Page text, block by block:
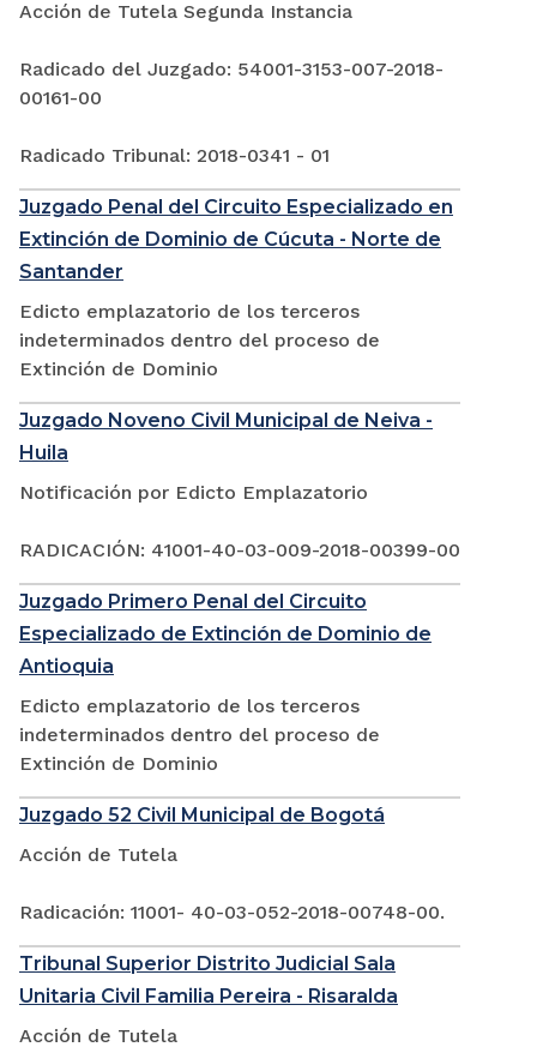
Acción de Tutela Segunda Instancia
Radicado del Juzgado: 54001-3153-007-2018-
00161-00
Radicado Tribunal: 2018-0341 - 01
Juzgado Penal del Circuito Especializado en
Extinción de Dominio de Cúcuta - Norte de
Santander
Edicto emplazatorio de los terceros
indeterminados dentro del proceso de
Extinción de Dominio
Juzgado Noveno Civil Municipal de Neiva -
Huila
Notificación por Edicto Emplazatorio
RADICACIÓN: 41001-40-03-009-2018-00399-00
Juzgado Primero Penal del Circuito
Especializado de Extinción de Dominio de
Antioquia
Edicto emplazatorio de los terceros
indeterminados dentro del proceso de
Extinción de Dominio
Juzgado 52 Civil Municipal de Bogotá
Acción de Tutela
Radicación: 11001- 40-03-052-2018-00748-00.
Tribunal Superior Distrito Judicial Sala
Unitaria Civil Familia Pereira - Risaralda
Acción de Tutela